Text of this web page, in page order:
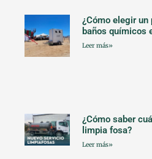
¿Cómo elegir un
baños químicos
Leer más»
¿Cómo saber
limpia fosa?
Leer más»